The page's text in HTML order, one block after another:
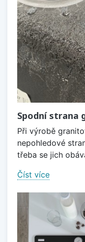
Spodní strana
Při výrobě
nepohledové
třeba se jich
Číst více